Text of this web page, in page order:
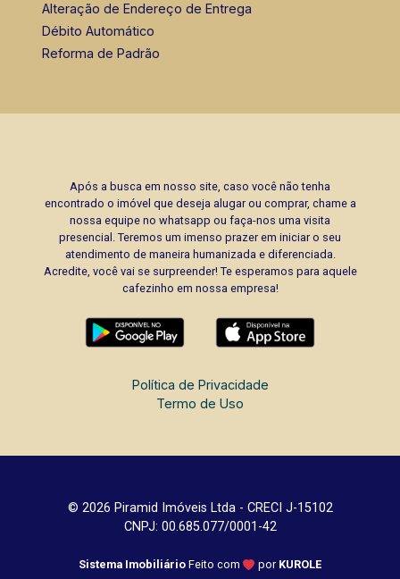
Alteração de Endereço de Entrega
Débito Automático
Reforma de Padrão
Após a busca em nosso site, caso você não tenha
encontrado o imóvel que deseja alugar ou comprar, chame a
nossa equipe no whatsapp ou faça-nos uma visita
presencial. Teremos um imenso prazer em iniciar o seu
atendimento de maneira humanizada e diferenciada.
Acredite, você vai se surpreender! Te esperamos para aquele
cafezinho em nossa empresa!
Política de Privacidade
Termo de Uso
© 2026 Piramid Imóveis Ltda - CRECI J-15102
CNPJ: 00.685.077/0001-42
Sistema Imobiliário Feito com por KUROLE